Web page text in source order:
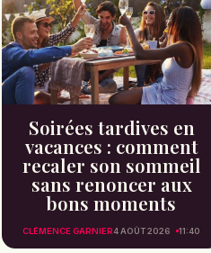
Soirées tardives en
vacances : comment
recaler son sommeil
sans renoncer aux
bons moments
CLÉMENCE GARNIER4 AOÛT 2026 11:40